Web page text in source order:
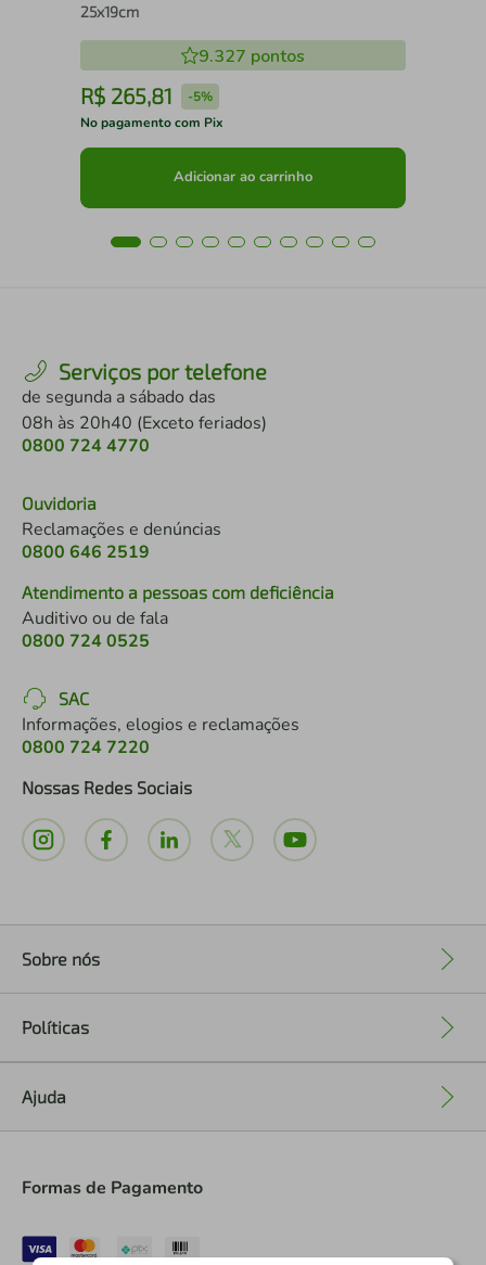
25x19cm
9.327 pontos
R$ 265,81 -5%
No pagamento com Pix
Adicionar ao carrinho
Serviços por telefone
de segunda a sábado das
08h às 20h40 (Exceto feriados)
0800 724 4770
Ouvidoria
Reclamações e denúncias
0800 646 2519
Atendimento a pessoas com deficiência
Auditivo ou de fala
0800 724 0525
SAC
Informações, elogios e reclamações
0800 724 7220
Nossas Redes Sociais
Sobre nós
Políticas
Ajuda
Formas de Pagamento